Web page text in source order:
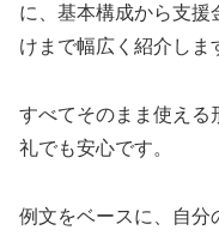
に、基本構成から支援
けまで幅広く紹介しま
すべてそのまま使える
礼でも安心です。
例文をベースに、自分